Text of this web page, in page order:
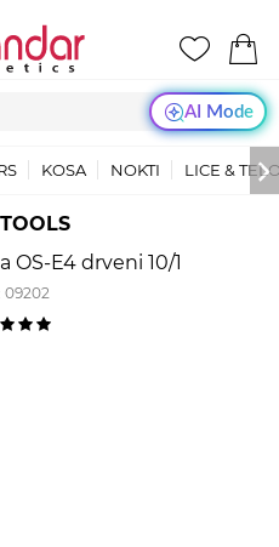
AI Mode
KOSA NOKTI LICE &
OS-E4 drveni 10/1
09202